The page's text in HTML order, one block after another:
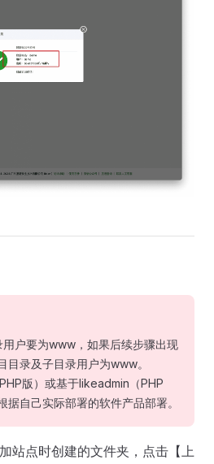
用户要为www，如果后续步骤出现
目录及子目录用户为www。
版）或基于likeadmin（PHP
据自己实际部署的软件产品部署。
站点时创建的文件夹，点击【上